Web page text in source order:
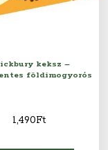
keksz –
földimogyorós
1,490Ft